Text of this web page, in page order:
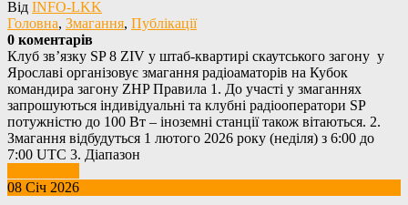
Від INFO-LKK
Головна, Змагання, Публікації
0 коментарів
Клуб зв’язку SP 8 ZIV у штаб-квартирі скаутського загону у
Ярославі організовує змагання радіоаматорів на Кубок
командира загону ZHP Правила 1. До участі у змаганнях
запрошуються індивідуальні та клубні радіооператори SP
потужністю до 100 Вт – іноземні станції також вітаються. 2.
Змагання відбудуться 1 лютого 2026 року (неділя) з 6:00 до
7:00 UTC 3. Діапазон
08 Січ 2026